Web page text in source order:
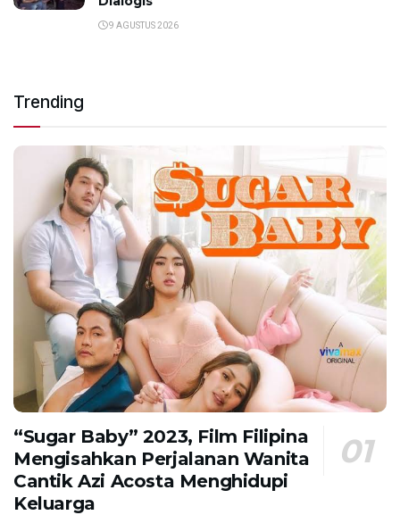
9 AGUSTUS 2026
Trending
“Sugar Baby” 2023, Film Filipina
Mengisahkan Perjalanan Wanita
Cantik Azi Acosta Menghidupi
Keluarga